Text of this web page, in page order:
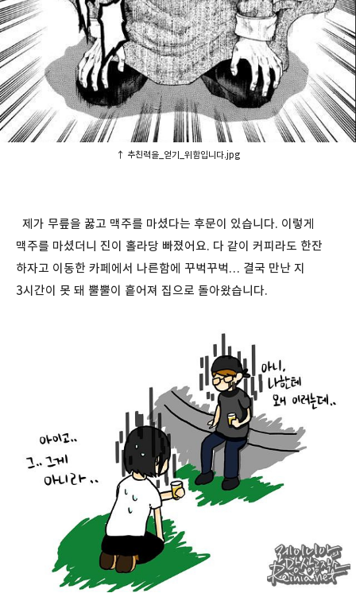
↑ 추친력을_얻기_위함입니다.jpg
제가 무릎을 꿇고 맥주를 마셨다는 후문이 있습니다. 이렇게
맥주를 마셨더니 진이 홀라당 빠졌어요. 다 같이 커피라도 한잔
하자고 이동한 카페에서 나른함에 꾸벅꾸벅… 결국 만난 지
3시간이 못 돼 뿔뿔이 흩어져 집으로 돌아왔습니다.